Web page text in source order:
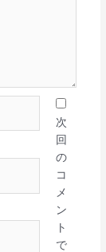
次
回
の
コ
メ
ン
ト
で